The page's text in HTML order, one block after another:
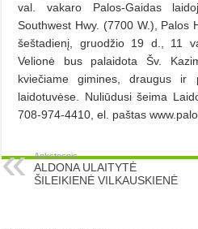
val. vakaro Palos-Gaidas
Southwest Hwy. (7700 W.), Palos
šeštadienį, gruodžio 19 d., 11
Velionė bus palaidota Šv.
kviečiame gimines, draugus ir
laidotuvėse. Nuliūdusi šeima
708-974-4410, el. paštas
Ankstesnis
ALDONA ULAITYTĖ
ŠILEIKIENĖ VILKAUSKIENĖ